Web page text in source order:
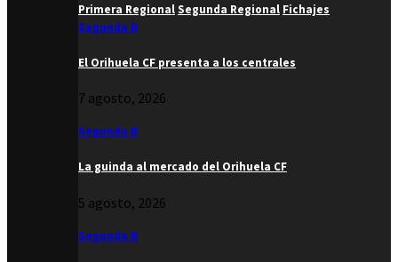
Primera RegionalSegunda Regional Fichajes
Segunda B
El Orihuela CF presenta a los centrales
7 agosto, 2026
Segunda B
La guinda al mercado del Orihuela CF
5 agosto, 2026
Segunda B